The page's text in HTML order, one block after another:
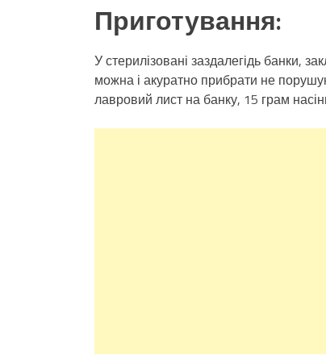
Приготування:
У стерилізовані заздалегідь банки,
можна і акуратно прибрати не
лавровий лист на банку, 15 грам